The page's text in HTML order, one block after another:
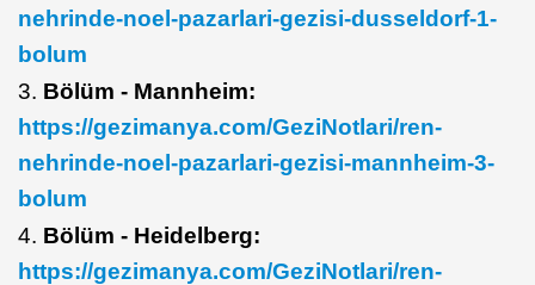
nehrinde-noel-pazarlari-gezisi-dusseldorf-1-
bolum
3. Bölüm - Mannheim:
https://gezimanya.com/GeziNotlari/ren-
nehrinde-noel-pazarlari-gezisi-mannheim-3-
bolum
4. Bölüm - Heidelberg:
https://gezimanya.com/GeziNotlari/ren-